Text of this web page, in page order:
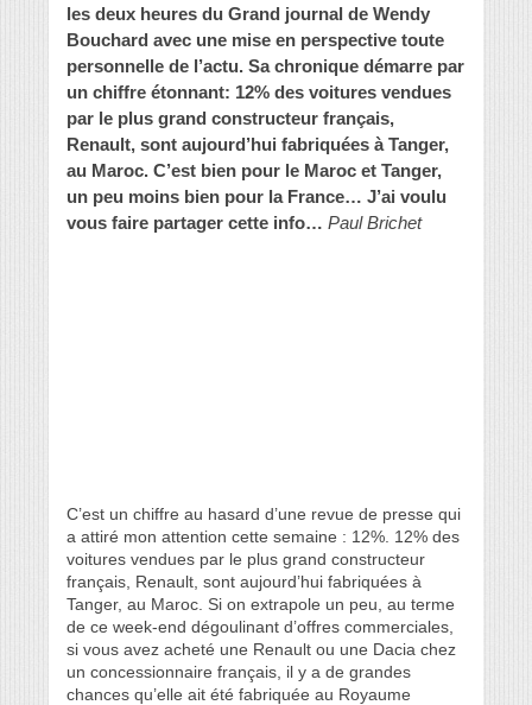
les deux heures du Grand journal de Wendy
Bouchard avec une mise en perspective toute
personnelle de l’actu. Sa chronique démarre par
un chiffre étonnant: 12% des voitures vendues
par le plus grand constructeur français,
Renault, sont aujourd’hui fabriquées à Tanger,
au Maroc. C’est bien pour le Maroc et Tanger,
un peu moins bien pour la France… J’ai voulu
vous faire partager cette info… Paul Brichet
C’est un chiffre au hasard d’une revue de presse qui
a attiré mon attention cette semaine : 12%. 12% des
voitures vendues par le plus grand constructeur
français, Renault, sont aujourd’hui fabriquées à
Tanger, au Maroc. Si on extrapole un peu, au terme
de ce week-end dégoulinant d’offres commerciales,
si vous avez acheté une Renault ou une Dacia chez
un concessionnaire français, il y a de grandes
chances qu’elle ait été fabriquée au Royaume